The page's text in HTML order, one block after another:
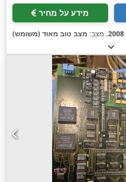
מידע על מחיר
2008, מצב: מצב טוב מאוד (משומש)